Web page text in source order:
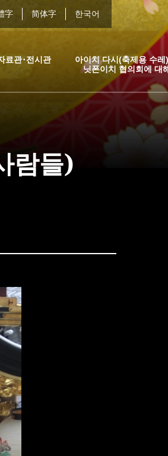
字 简体字 한국어
료관･전시관
아이치 다시(축제용 수레
닛폰이치 협의회에 대
람들)